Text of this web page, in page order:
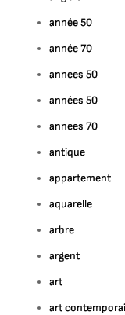
année 50
année 70
annees 50
années 50
annees 70
antique
appartement
aquarelle
arbre
argent
art
art